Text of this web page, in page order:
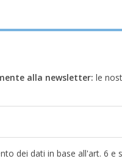
alla newsletter: le
dei dati in base all'art. 6 e